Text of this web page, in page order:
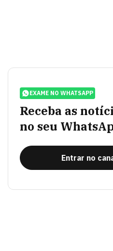
EXAME NO WHATSAPP
Receba as
no seu
Entrar no